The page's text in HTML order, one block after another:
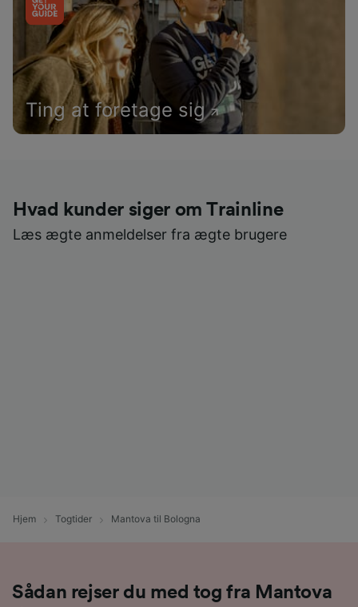
Ting at foretage sig
Hvad kunder siger om Trainline
Læs ægte anmeldelser fra ægte brugere
Hjem Togtider Mantova til Bologna
Sådan rejser du med tog fra Mantova